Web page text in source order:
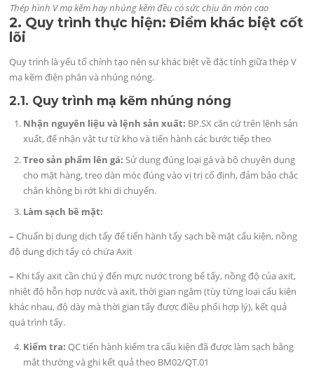
Thép hình V mạ kẽm hay nhúng kẽm đều có sức chịu ăn mòn cao
2. Quy trình thực hiện: Điểm khác biệt cốt
lõi
Quy trình là yếu tố chính tạo nên sự khác biệt về đặc tính giữa thép V
mạ kẽm điện phân và nhúng nóng.
2.1. Quy trình mạ kẽm nhúng nóng
Nhận nguyên liệu và lệnh sản xuất: BP.SX căn cứ trên lệnh sản
xuất, để nhận vật tư từ kho và tiến hành các bước tiếp theo
Treo sản phẩm lên gá:Sử dụng đúng loại gá và bộ chuyên dụng
cho mặt hàng, treo dàn móc đúng vào vị trị cố định, đảm bảo chắc
chắn không bị rớt khi di chuyển.
Làm sạch bề mặt:
– Chuẩn bị dung dịch tẩy để tiến hành tẩy sạch bề mặt cấu kiện, nồng
độ dung dịch tẩy có chứa Axit
– Khi tẩy axit cần chú ý đến mực nước trong bể tẩy, nồng độ của axit,
nhiệt độ hỗn hợp nước và axit, thời gian ngâm (tùy từng loại cấu kiện
khác nhau, độ dày mà thời gian tẩy được điều phối hợp lý), kết quả
quá trình tẩy.
Kiểm tra:QC tiến hành kiểm tra cấu kiện đã được làm sạch bằng
mắt thường và ghi kết quả theo BM02/QT.01